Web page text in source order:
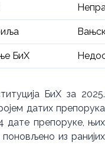
БиХ
БиХ за 2025.
датих препорука
дате препоруке, њих
из ранијих